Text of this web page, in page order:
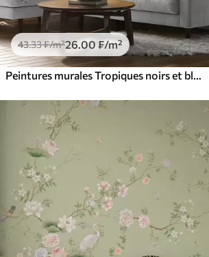
43.33₣/m²26.00 ₣/m²
Peintures murales Tropiques noirs et blancs